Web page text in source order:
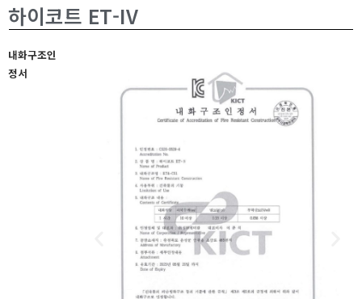
하이코트 ET-IV
내화구조인
정서